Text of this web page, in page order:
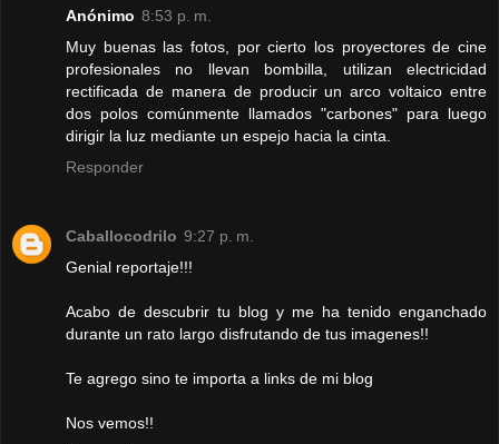
Anónimo 8:53 p. m.
Muy buenas las fotos, por cierto los proyectores de cine
profesionales no llevan bombilla, utilizan electricidad
rectificada de manera de producir un arco voltaico entre
dos polos comúnmente llamados "carbones" para luego
dirigir la luz mediante un espejo hacia la cinta.
Responder
Caballocodrilo 9:27 p. m.
Genial reportaje!!!
Acabo de descubrir tu blog y me ha tenido enganchado
durante un rato largo disfrutando de tus imagenes!!
Te agrego sino te importa a links de mi blog
Nos vemos!!